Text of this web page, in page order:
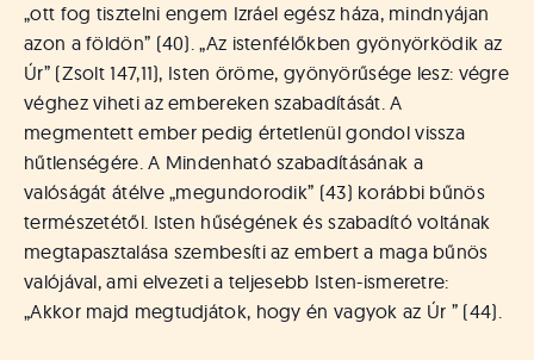
„ott fog tisztelni engem Izráel egész háza, mindnyájan
azon a földön” (40). „Az istenfélőkben gyönyörködik az
Úr” (Zsolt 147,11), Isten öröme, gyönyörűsége lesz: végre
véghez viheti az embereken szabadítását. A
megmentett ember pedig értetlenül gondol vissza
hűtlenségére. A Mindenható szabadításának a
valóságát átélve „megundorodik” (43) korábbi bűnös
természetétől. Isten hűségének és szabadító voltának
megtapasztalása szembesíti az embert a maga bűnös
valójával, ami elvezeti a teljesebb Isten-ismeretre:
„Akkor majd megtudjátok, hogy én vagyok az Úr ” (44).